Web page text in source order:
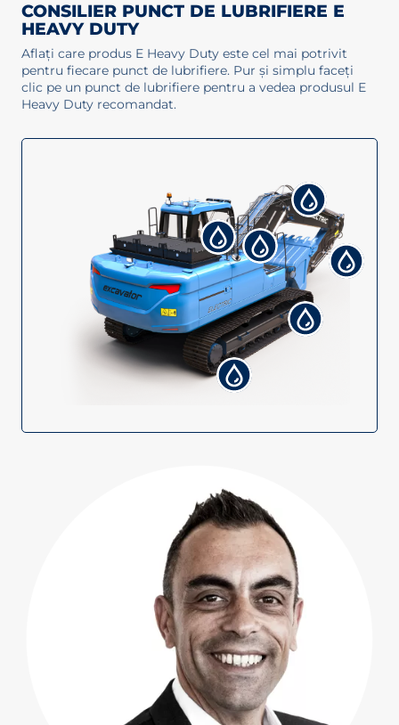
CONSILIER PUNCT DE LUBRIFIERE E
HEAVY DUTY
Aflați care produs E Heavy Duty este cel mai potrivit
pentru fiecare punct de lubrifiere. Pur și simplu faceți
clic pe un punct de lubrifiere pentru a vedea produsul E
Heavy Duty recomandat.